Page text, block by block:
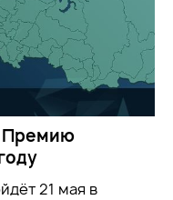
Премию
21 мая в